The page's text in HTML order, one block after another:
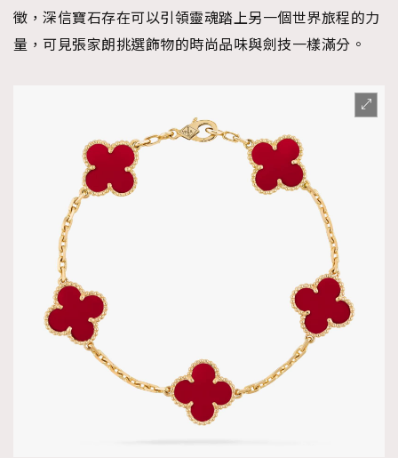
徵，深信寶石存在可以引領靈魂踏上另一個世界旅程的力
量，可見張家朗挑選飾物的時尚品味與劍技一樣滿分。